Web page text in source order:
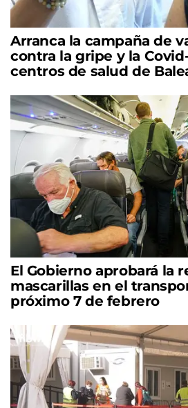
Arranca la campaña de
contra la gripe y la
centros de salud de
El Gobierno aprobará la
mascarillas en el
próximo 7 de febrero